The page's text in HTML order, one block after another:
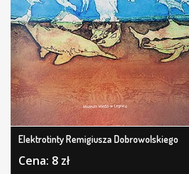
Elektrotinty Remigiusza Dobrowolskiego
Cena: 8 zł